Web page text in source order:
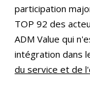
participation
TOP 92 des
ADM Value qui
intégration dans
du service et de